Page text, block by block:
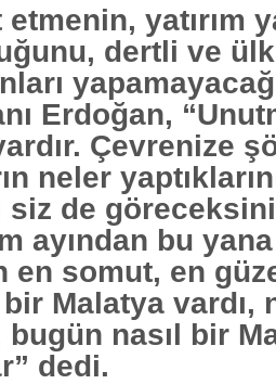
yatırım
dertli ve
Erdoğan,
Çevrenize
neler
siz de
ayından bu
en somut, en
Malatya vardı,
nasıl bir
dedi.